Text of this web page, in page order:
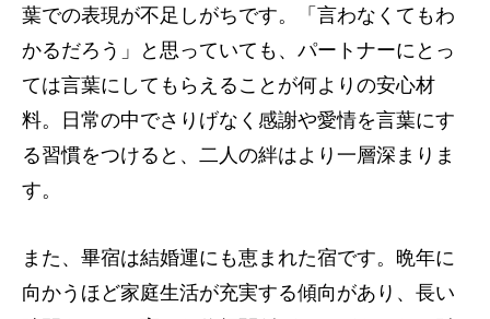
葉での表現が不足しがちです。「言わなくてもわ
かるだろう」と思っていても、パートナーにとっ
ては言葉にしてもらえることが何よりの安心材
料。日常の中でさりげなく感謝や愛情を言葉にす
る習慣をつけると、二人の絆はより一層深まりま
す。
また、畢宿は結婚運にも恵まれた宿です。晩年に
向かうほど家庭生活が充実する傾向があり、長い
畢宿とは